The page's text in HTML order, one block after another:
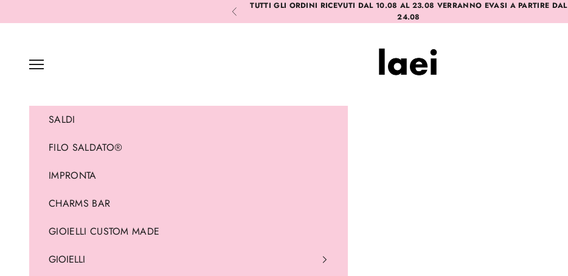
Precedente
TUTTI GLI ORDINI RICEVUTI DAL 10.08 AL 23.08 VERRANNO EVASI A PARTIRE DAL
24.08
Menù
SALDI
FILO SALDATO®
IMPRONTA
CHARMS BAR
GIOIELLI CUSTOM MADE
GIOIELLI